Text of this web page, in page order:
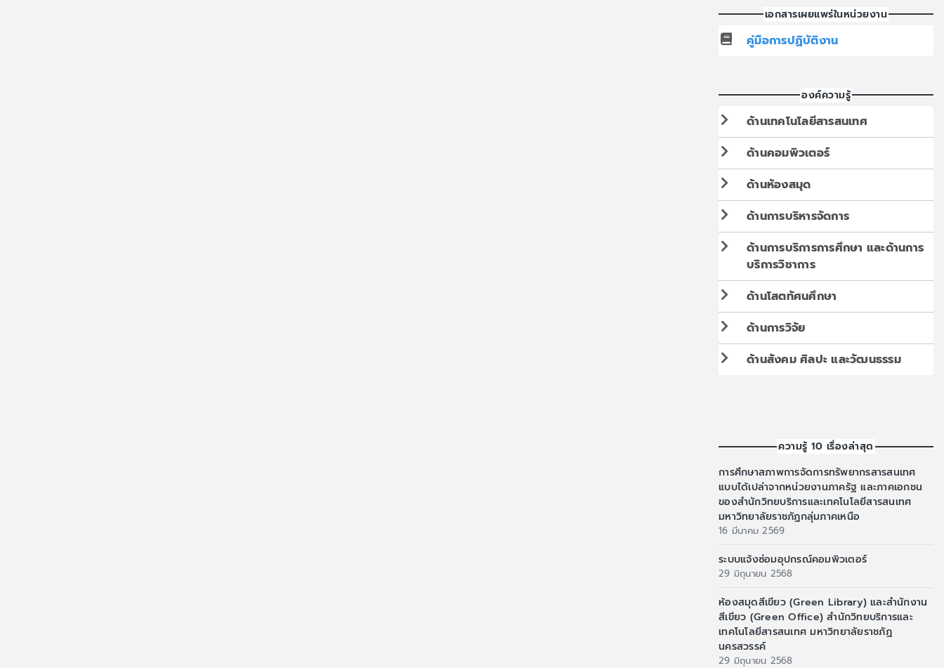
เอกสารเผยแพร่ในหน่วยงาน
คู่มือการปฏิบัติงาน
องค์ความรู้
ด้านเทคโนโลยีสารสนเทศ
ด้านคอมพิวเตอร์
ด้านห้องสมุด
ด้านการบริหารจัดการ
ด้านการบริการการศึกษา และด้านการ
บริการวิชาการ
ด้านโสตทัศนศึกษา
ด้านการวิจัย
ด้านสังคม ศิลปะ และวัฒนธรรม
ความรู้ 10 เรื่องล่าสุด
การศึกษาสภาพการจัดการทรัพยากรสารสนเทศ
แบบได้เปล่าจากหน่วยงานภาครัฐ และภาคเอกชน
ของสำนักวิทยบริการและเทคโนโลยีสารสนเทศ
มหาวิทยาลัยราชภัฏกลุ่มภาคเหนือ
16 มีนาคม 2569
ระบบแจ้งซ่อมอุปกรณ์คอมพิวเตอร์
29 มิถุนายน 2568
ห้องสมุดสีเขียว (Green Library) และสำนักงาน
สีเขียว (Green Office) สำนักวิทยบริการและ
เทคโนโลยีสารสนเทศ มหาวิทยาลัยราชภัฏ
นครสวรรค์
29 มิถุนายน 2568